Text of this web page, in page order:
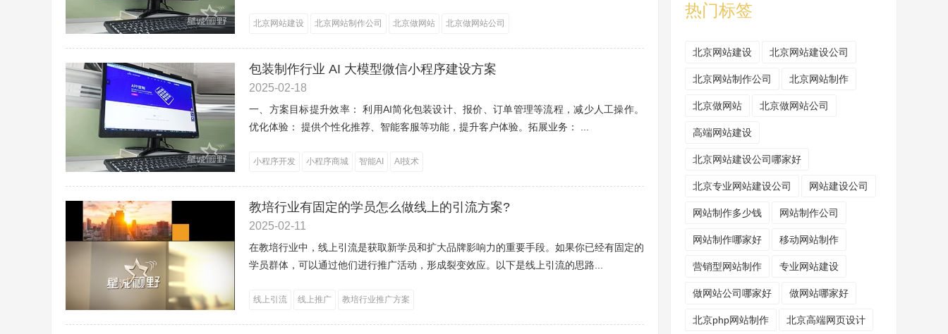
北京网站建设 北京网站制作公司 北京做网站 北京做网站公司
包装制作行业 AI 大模型微信小程序建设方案
2025-02-18
一、方案目标提升效率： 利用AI简化包装设计、报价、订单管理等流程，减少人工操作。
优化体验： 提供个性化推荐、智能客服等功能，提升客户体验。拓展业务： ...
小程序开发 小程序商城 智能AI AI技术
教培行业有固定的学员怎么做线上的引流方案?
2025-02-11
在教培行业中，线上引流是获取新学员和扩大品牌影响力的重要手段。如果你已经有固定的
学员群体，可以通过他们进行推广活动，形成裂变效应。以下是线上引流的思路...
线上引流 线上推广 教培行业推广方案
热门标签
北京网站建设 北京网站建设公司
北京网站制作公司 北京网站制作
北京做网站 北京做网站公司
高端网站建设
北京网站建设公司哪家好
北京专业网站建设公司 网站建设公司
网站制作多少钱 网站制作公司
网站制作哪家好 移动网站制作
营销型网站制作 专业网站建设
做网站公司哪家好 做网站哪家好
北京php网站制作 北京高端网页设计